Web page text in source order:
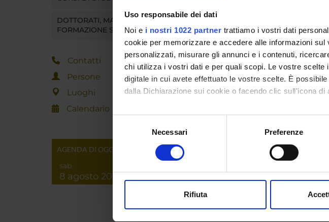
Uso responsabile dei dati
Noi e i nostri 1022 partner trattiamo i vostri dati
cookie per memorizzare e accedere alle informazioni
personalizzati, misurare gli annunci e i contenuti,
chi utilizza i vostri dati e per quali scopi. Le vostre
digitale in cui avete effettuato le vostre scelte. È
dalla Dichiarazione sui cookie o facendo clic sull'icona di
Con il tuo consenso, vorremmo anche:
raccogliere informazioni sulla tua posizione
digitali).
modificare o ritirare il tuo consenso in qualsiasi
Necessari Preferenze
Rifiuta
DOTTORATI, MASTER E
FORMAZIONE SUPERIORE
Contatti
Persone
Luoghi
Calendario
AGENDA DI OGGI
sab
8 agosto 2026
Sede
Dipartimento di riferimento
Dipartimenti associati
Macro area